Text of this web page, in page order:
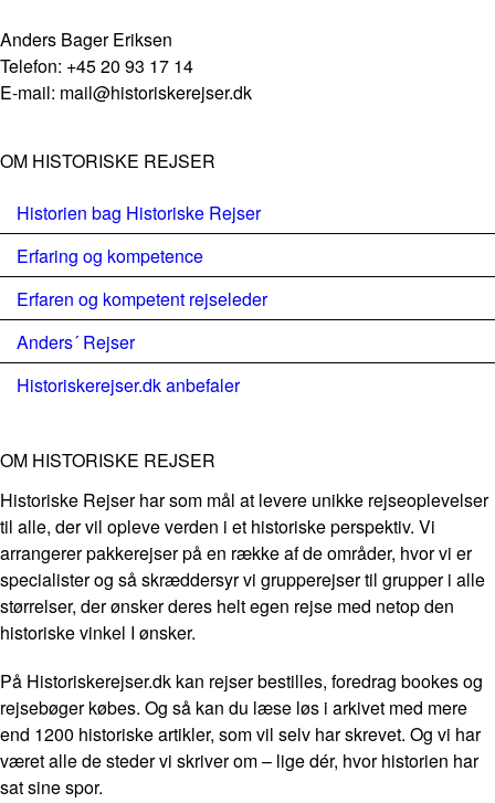
Anders Bager Eriksen
Telefon: +45 20 93 17 14
E-mail: mail@historiskerejser.dk
OM HISTORISKE REJSER
Historien bag Historiske Rejser
Erfaring og kompetence
Erfaren og kompetent rejseleder
Anders´ Rejser
Historiskerejser.dk anbefaler
OM HISTORISKE REJSER
Historiske Rejser har som mål at levere unikke rejseoplevelser
til alle, der vil opleve verden i et historiske perspektiv. Vi
arrangerer pakkerejser på en række af de områder, hvor vi er
specialister og så skræddersyr vi grupperejser til grupper i alle
størrelser, der ønsker deres helt egen rejse med netop den
historiske vinkel I ønsker.
På Historiskerejser.dk kan rejser bestilles, foredrag bookes og
rejsebøger købes. Og så kan du læse løs i arkivet med mere
end 1200 historiske artikler, som vil selv har skrevet. Og vi har
været alle de steder vi skriver om – lige dér, hvor historien har
sat sine spor.